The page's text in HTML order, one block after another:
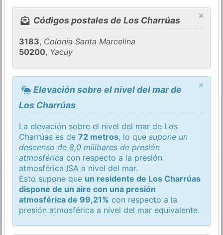
×
Códigos postales de Los Charrúas
3183, Colonia Santa Marcelina
50200, Yacuy
×
Elevación sobre el nivel del mar de
Los Charrúas
La elevación sobre el nivel del mar de Los
Charrúas es de72 metros, lo quesupone un
descenso de 8,0 milibares de presión
atmosférica con respecto a la presión
atmosférica ISA a nivel del mar.
Esto supone que un residente de Los Charrúas
dispone de un aire con una presión
atmosférica de 99,21% con respecto a la
presión atmosférica a nivel del mar equivalente.